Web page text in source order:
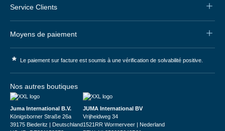
Service Clients
Moyens de paiement
* Le paiement sur facture est soumis à une vérification de solvabilité positive.
Nos autres boutiques
Juma International B.V.
Königsborner Straße 26a
39175 Biederitz | Deutschland
JUMA International BV
Vrijheidweg 34
1521RR Wormerveer | Nederland